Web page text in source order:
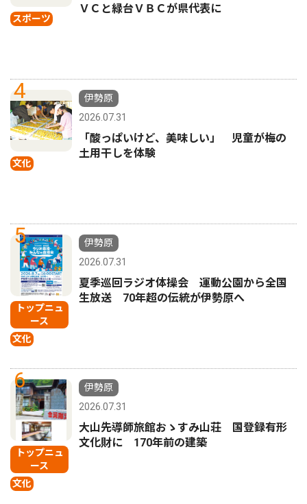
スポーツ
ＶＣと緑台ＶＢＣが県代表に
4
文化
伊勢原
2026.07.31
「酸っぱいけど、美味しい」 児童が梅の
土用干しを体験
5
トップニュ
ース
文化
伊勢原
2026.07.31
夏季巡回ラジオ体操会 運動公園から全国
生放送 70年超の伝統が伊勢原へ
6
トップニュ
ース
文化
伊勢原
2026.07.31
大山先導師旅館おゝすみ山荘 国登録有形
文化財に 170年前の建築